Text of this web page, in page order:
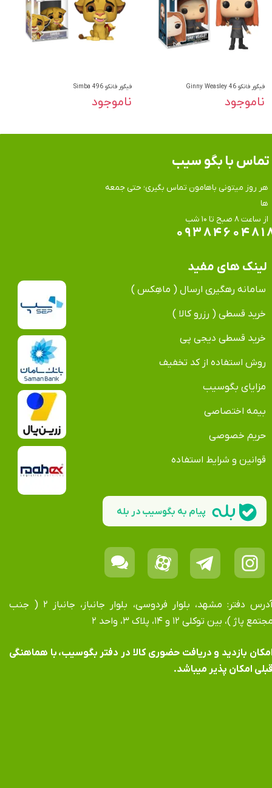
فیگور فانکو Ginny Weasley 46
ناموجود
فیگور فانکو Simba 496
ناموجود
هر روز میتونی باهامون تماس بگیری؛ حتی جمعه
ها
​​​​​​​از ساعت ۸ صبح تا ۱۰ شب
تماس​​​​​​​ با بگو سیب
لینک های مفید
سامانه رهگیری ارسال ( ماهِکس )
خرید قسطی ( رزرو کالا )
خرید قسطی دیجی پی
روش استفاده از کد تخفیف
مزایای بگوسیب
بیمه اختصاصی
حریم خصوصی
قوانین و شرایط استفاده
آدرس دفتر: مشهد، بلوار فردوسی، بلوار جانباز، جانباز ۲ ( جنب
پاژ )، بین توکلی ۱۲ و ۱۴، پلاک ۳، واحد ۲
بازدید و دریافت حضوری کالا در دفتر بگوسیب، با هماهنگی
امکان پذیر میباشد.
پیام به بگوسیب در بله